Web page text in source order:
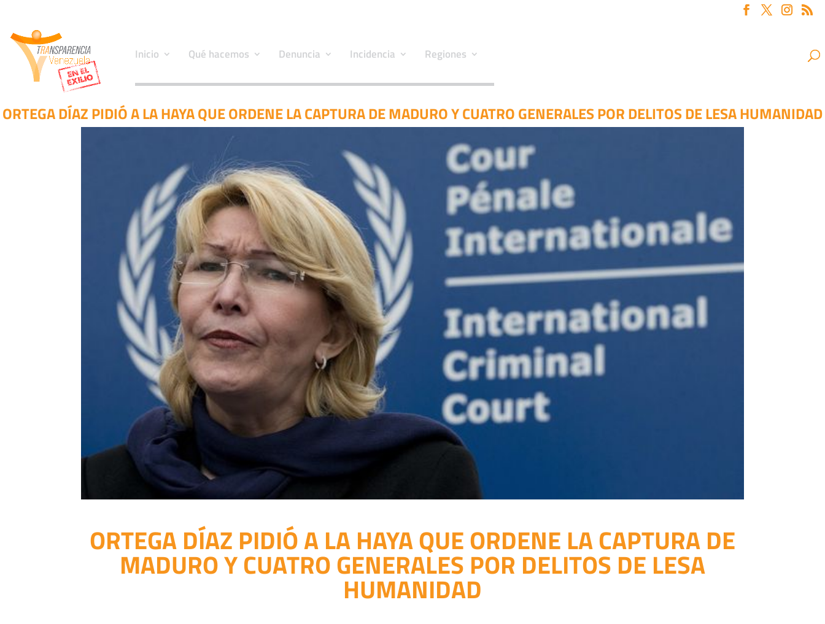
Inicio Qué hacemos Denuncia Incidencia Regiones
ORTEGA DÍAZ PIDIÓ A LA HAYA QUE ORDENE LA CAPTURA DE MADURO Y CUATRO GENERALES POR DELITOS DE LESA HUMANIDAD
ORTEGA DÍAZ PIDIÓ A LA HAYA QUE ORDENE LA CAPTURA DE
MADURO Y CUATRO GENERALES POR DELITOS DE LESA
HUMANIDAD